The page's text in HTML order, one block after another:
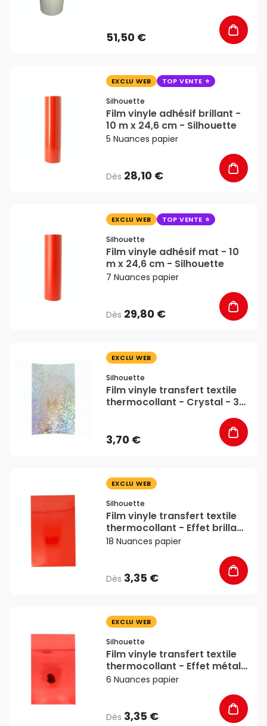
51,50 €
EXCLU WEB TOP VENTE
Silhouette
Film vinyle adhésif brillant -
10 m x 24,6 cm - Silhouette
5 Nuances papier
Dès 28,10 €
EXCLU WEB TOP VENTE
Silhouette
Film vinyle adhésif mat - 10
m x 24,6 cm - Silhouette
7 Nuances papier
Dès 29,80 €
EXCLU WEB
Silhouette
Film vinyle transfert textile
thermocollant - Crystal - 34
3,70 €
EXCLU WEB
Silhouette
Film vinyle transfert textile
thermocollant - Effet brillant
- 34 x 21 cm - Silhouette
18 Nuances papier
Dès 3,35 €
EXCLU WEB
Silhouette
Film vinyle transfert textile
thermocollant - Effet métal
- 34 x 21 cm - Silhouette
6 Nuances papier
Dès 3,35 €